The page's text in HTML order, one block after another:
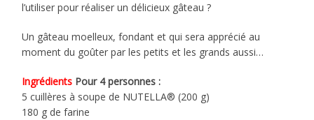
l’utiliser pour réaliser un délicieux gâteau ?
Un gâteau moelleux, fondant et qui sera apprécié au
moment du goûter par les petits et les grands aussi…
Ingrédients Pour 4 personnes :
5 cuillères à soupe de NUTELLA® (200 g)
180 g de farine